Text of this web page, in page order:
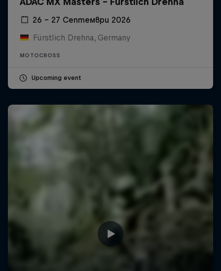
26 – 27 Септември 2026
Fürstlich Drehna, Germany
MOTOCROSS
Upcoming event